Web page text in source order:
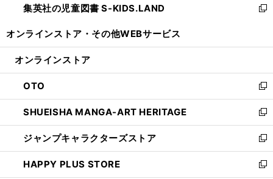
く
で
ド
開
い
ン
ウ
で
開
く
集英社の児童図書 S-KIDS.LAND
新
ウ
ン
ド
ウ
で
開
く
オンラインストア・ その他WEBサービス
オンラインストア
OTO
新
し
い
ウ
ィ
ン
ド
SHUEISHA MANGA-ART HERITAGE
新
し
い
ウ
ィ
ジャンプキャラクターズストア
新
し
い
HAPPY PLUS STORE
新